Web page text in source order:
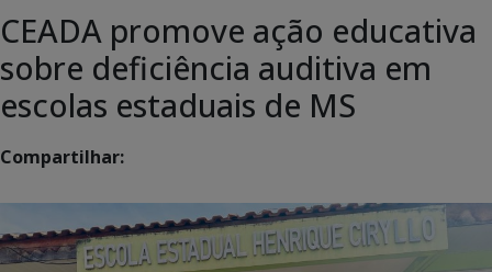
CEADA promove ação educativa
sobre deficiência auditiva em
escolas estaduais de MS
Compartilhar: